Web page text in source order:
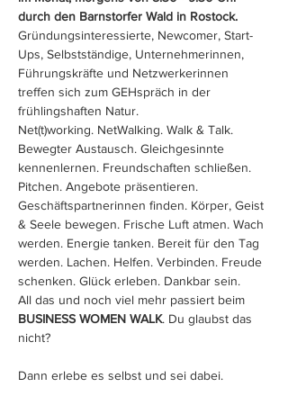
durch den Barnstorfer Wald in Rostock.
Gründungsinteressierte, Newcomer, Start-
Ups, Selbstständige, Unternehmerinnen,
Führungskräfte und Netzwerkerinnen
treffen sich zum GEHspräch in der
frühlingshaften Natur.
Net(t)working. NetWalking. Walk & Talk.
Bewegter Austausch. Gleichgesinnte
kennenlernen. Freundschaften schließen.
Pitchen. Angebote präsentieren.
Geschäftspartnerinnen finden. Körper, Geist
& Seele bewegen. Frische Luft atmen. Wach
werden. Energie tanken. Bereit für den Tag
werden. Lachen. Helfen. Verbinden. Freude
schenken. Glück erleben. Dankbar sein.
All das und noch viel mehr passiert beim
BUSINESS WOMEN WALK. Du glaubst das